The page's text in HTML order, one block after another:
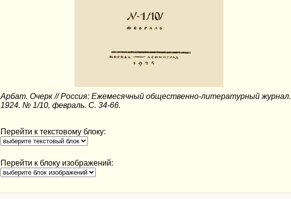
Арбат. Очерк // Россия: Ежемесячный общественно-литературный журнал.
1924. № 1/10, февраль. С. 34-66.
Перейти к текстовому блоку:
Перейти к блоку изображений: